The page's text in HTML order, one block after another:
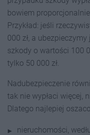
bowiem
Przykład: jeśli
000 zł, a
szkody o wartości 100
tylko 50 000 zł.
Nadubezpieczenie
tak nie wypłaci więcej,
Dlatego najlepiej
nieruchomości,